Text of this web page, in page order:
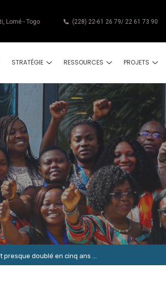
Lomé - Togo (228) 22-61 26 79/ 22 61 73 90
STRATÉGIE RESSOURCES PROJETS
presque doublé en cinq ans ...